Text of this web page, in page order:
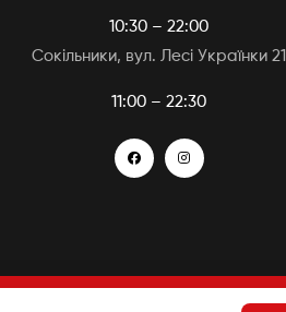
10:30 – 22:00
Сокільники, вул. Лесі Українки 21
11:00 – 22:30